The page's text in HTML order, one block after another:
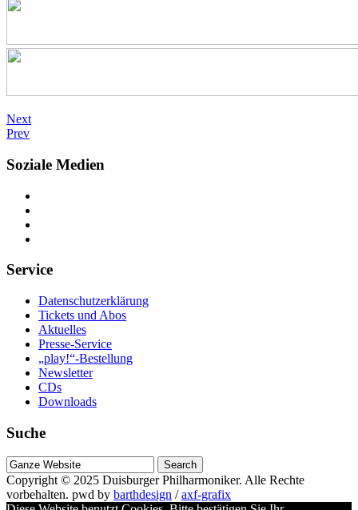
Next
Prev
Soziale Medien
Service
Datenschutzerklärung
Tickets und Abos
Aktuelles
Presse-Service
„play!“-Bestellung
Newsletter
CDs
Downloads
Suche
Suche
nach
Copyright © 2025 Duisburger Philharmoniker. Alle Rechte
vorbehalten. pwd by barthdesign /axf-grafix